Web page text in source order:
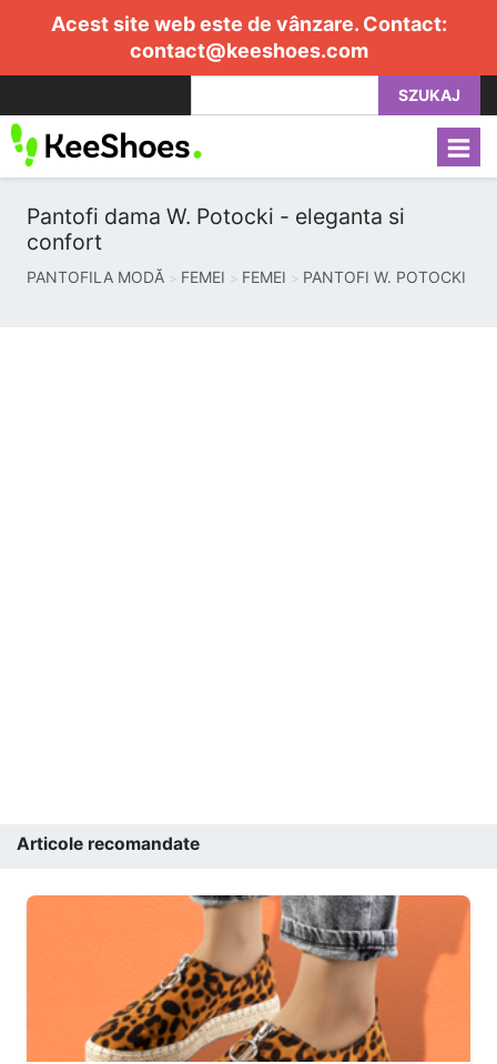
Acest site web este de vânzare. Contact:
contact@keeshoes.com
SZUKAJ
Pantofi dama W. Potocki - eleganta si
confort
PANTOFILA MODĂ FEMEI FEMEI PANTOFI W. POTOCKI
Articole recomandate